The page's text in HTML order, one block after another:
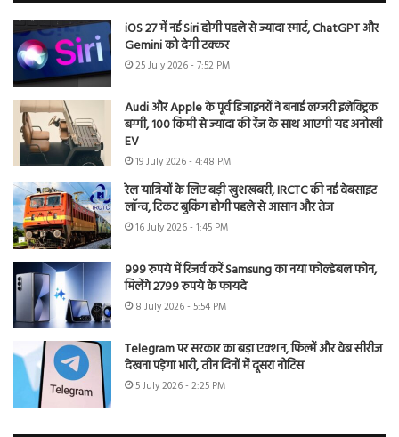
iOS 27 में नई Siri होगी पहले से ज्यादा स्मार्ट, ChatGPT और
Gemini को देगी टक्कर
25 July 2026 - 7:52 PM
Audi और Apple के पूर्व डिजाइनरों ने बनाई लग्जरी इलेक्ट्रिक
बग्गी, 100 किमी से ज्यादा की रेंज के साथ आएगी यह अनोखी
EV
19 July 2026 - 4:48 PM
रेल यात्रियों के लिए बड़ी खुशखबरी, IRCTC की नई वेबसाइट
लॉन्च, टिकट बुकिंग होगी पहले से आसान और तेज
16 July 2026 - 1:45 PM
999 रुपये में रिजर्व करें Samsung का नया फोल्डेबल फोन,
मिलेंगे 2799 रुपये के फायदे
8 July 2026 - 5:54 PM
Telegram पर सरकार का बड़ा एक्शन, फिल्में और वेब सीरीज
देखना पड़ेगा भारी, तीन दिनों में दूसरा नोटिस
5 July 2026 - 2:25 PM